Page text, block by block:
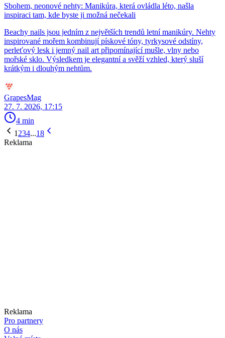
Sbohem, neonové nehty: Manikúra, která ovládla léto, našla
inspiraci tam, kde byste ji možná nečekali
Beachy nails jsou jedním z největších trendů letní manikúry. Nehty
inspirované mořem kombinují pískové tóny, tyrkysové odstíny,
perleťový lesk i jemný nail art připomínající mušle, vlny nebo
mořské sklo. Výsledkem je elegantní a svěží vzhled, který sluší
krátkým i dlouhým nehtům.
GrapesMag
27. 7. 2026, 17:15
4 min
1 234...18
Reklama
Reklama
Pro partnery
O nás